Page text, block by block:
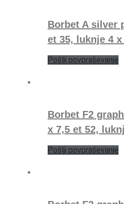
Borbet A silver
et 35, luknje 4 x
Pošlji povpraševanje
Borbet F2
x 7,5 et 52,
Pošlji povpraševanje